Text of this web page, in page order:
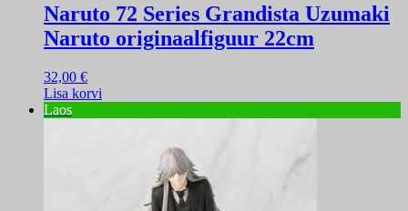
Naruto 72 Series Grandista Uzumaki
Naruto originaalfiguur 22cm
32,00 €
Lisa korvi
Laos